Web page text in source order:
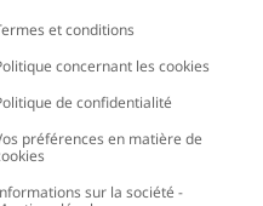
et conditions
concernant les cookies
de confidentialité
préférences en matière de
sur la société -